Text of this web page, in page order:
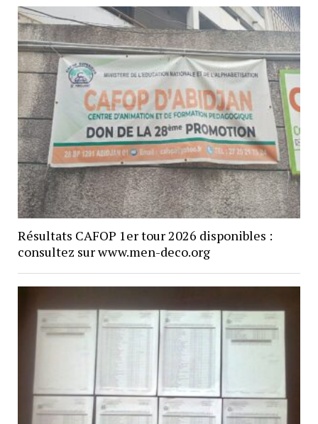
Résultats CAFOP 1er tour 2026 disponibles :
consultez sur www.men-deco.org